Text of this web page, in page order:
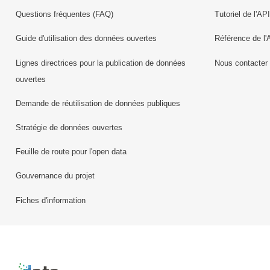
Questions fréquentes (FAQ)
Guide d'utilisation des données ouvertes
Lignes directrices pour la publication de données
ouvertes
Demande de réutilisation de données publiques
Stratégie de données ouvertes
Feuille de route pour l'open data
Gouvernance du projet
Fiches d'information
Tutoriel de l'API
Référence de
Nous contacter